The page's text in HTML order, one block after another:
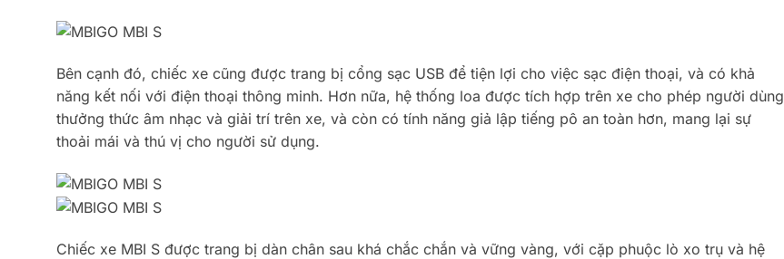
Bên cạnh đó, chiếc xe cũng được trang bị cổng sạc USB để tiện lợi cho việc sạc điện thoại, và có khả
năng kết nối với điện thoại thông minh. Hơn nữa, hệ thống loa được tích hợp trên xe cho phép người dùng
thưởng thức âm nhạc và giải trí trên xe, và còn có tính năng giả lập tiếng pô an toàn hơn, mang lại sự
thoải mái và thú vị cho người sử dụng.
Chiếc xe MBI S được trang bị dàn chân sau khá chắc chắn và vững vàng, với cặp phuộc lò xo trụ và hệ